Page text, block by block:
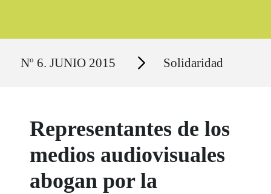
Nº 6. JUNIO 2015 Secciones Solidaridad
Representantes de los
medios audiovisuales
abogan por la